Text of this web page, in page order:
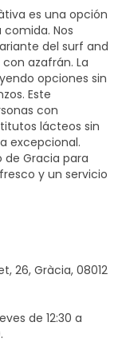
es una opción
Nos
del surf and
azafrán. La
opciones sin
Este
con
lácteos sin
excepcional.
de Gracia para
y un servicio
26, Gràcia, 08012
de 12:30 a